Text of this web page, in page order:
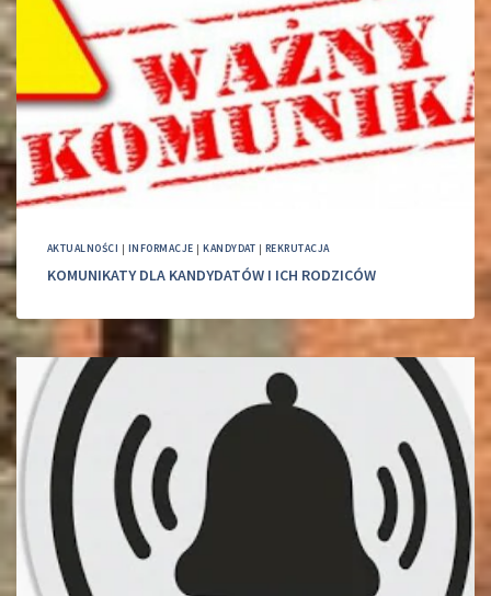
AKTUALNOŚCI | INFORMACJE |KANDYDAT | REKRUTACJA
KOMUNIKATY DLA KANDYDATÓW I ICH RODZICÓW